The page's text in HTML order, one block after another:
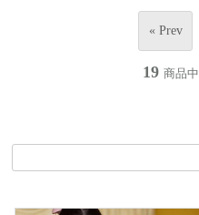
« Prev
19 商品中